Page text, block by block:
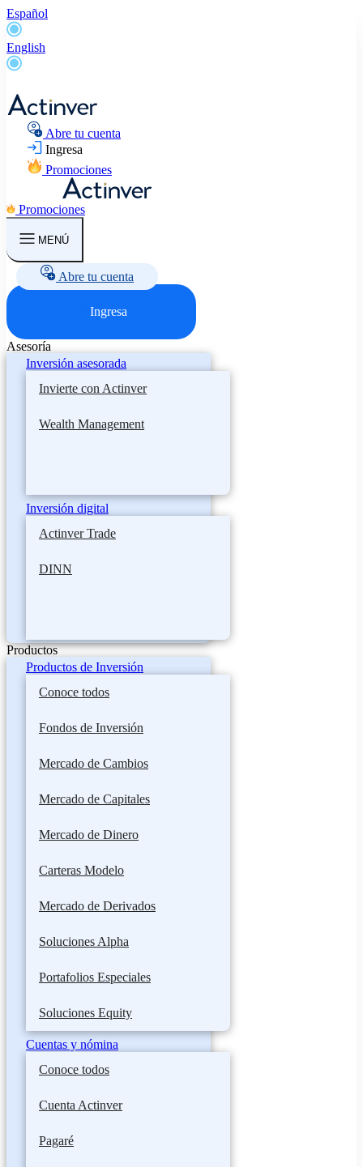
Español
English
Abre tu cuenta
Ingresa
Promociones
Promociones
MENÚ
Abre tu cuenta
Ingresa
Asesoría
Inversión asesorada
Invierte con Actinver
Wealth Management
Inversión digital
Actinver Trade
DINN
Productos
Productos de Inversión
Conoce todos
Fondos de Inversión
Mercado de Cambios
Mercado de Capitales
Mercado de Dinero
Carteras Modelo
Mercado de Derivados
Soluciones Alpha
Portafolios Especiales
Soluciones Equity
Cuentas y nómina
Conoce todos
Cuenta Actinver
Pagaré